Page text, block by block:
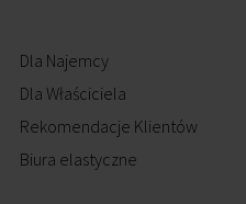
Dla Najemcy
Dla Właściciela
Rekomendacje Klientów
Biura elastyczne